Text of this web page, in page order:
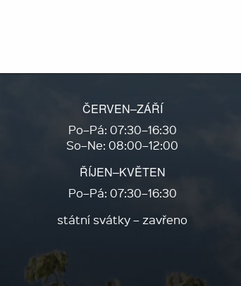
ČERVEN–ZÁŘÍ
Po–Pá: 07:30–16:30
So–Ne: 08:00–12:00
ŘÍJEN–KVĚTEN
Po–Pá: 07:30–16:30
státní svátky – zavřeno